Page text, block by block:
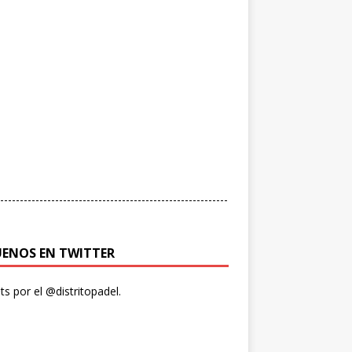
EN TWITTER
por el @distritopadel.